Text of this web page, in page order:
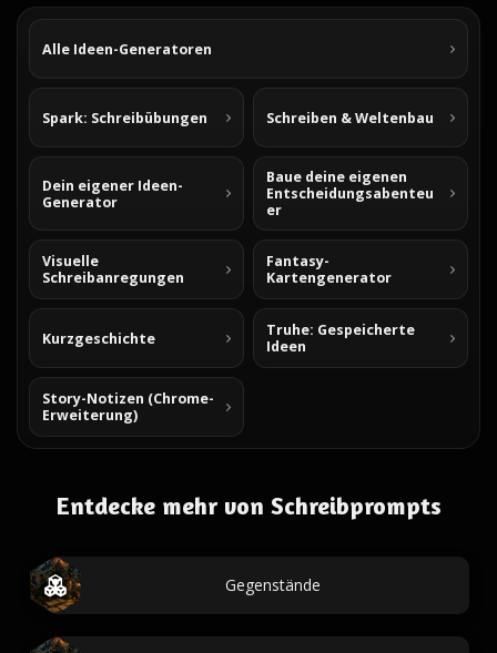
Alle Ideen-Generatoren
Spark: Schreibübungen Schreiben & Weltenbau
Dein eigener Ideen-
Generator
Baue deine eigenen
Entscheidungsabenteu
er
Visuelle
Schreibanregungen
Fantasy-
Kartengenerator
Kurzgeschichte
Truhe: Gespeicherte
Ideen
Story-Notizen (Chrome-
Erweiterung)
Entdecke mehr von Schreibprompts
Gegenstände